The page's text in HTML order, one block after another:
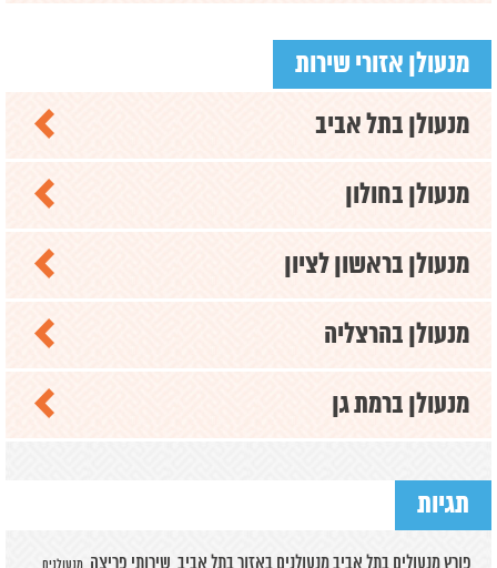
מנעולן אזורי שירות
מנעולן בתל אביב
מנעולן בחולון
מנעולן בראשון לציון
מנעולן בהרצליה
מנעולן ברמת גן
תגיות